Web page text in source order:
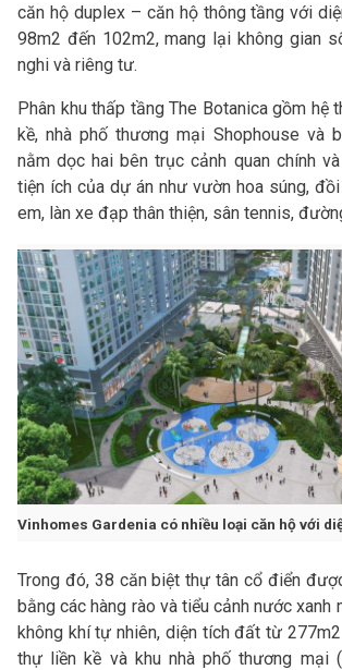
căn hộ duplex – căn hộ thông tầng với
98m2 đến 102m2, mang lại không gian
nghi và riêng tư.
Phân khu thấp tầng The Botanica gồm hệ
kề, nhà phố thương mại Shophouse và
nằm dọc hai bên trục cảnh quan chính
tiện ích của dự án như vườn hoa súng,
em, làn xe đạp thân thiện, sân tennis,
Vinhomes Gardenia có nhiều loại căn hộ với
Trong đó, 38 căn biệt thự tân cổ điển
bằng các hàng rào và tiểu cảnh nước xanh
không khí tự nhiên, diện tích đất từ
thự liền kề và khu nhà phố thương mại